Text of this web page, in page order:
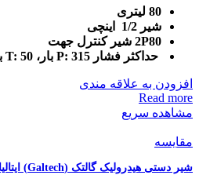
80 لیتری
شیر 1/2 اینچی
2P80 شیر کنترل جهت
حداکثر فشار P: 315 بار، T: 50 بار، A-B: 300 بار
افزودن به علاقه مندی
Read more
مشاهده سریع
مقایسه
شیر دستی هیدرولیک گالتک (Galtech) ایتالیا